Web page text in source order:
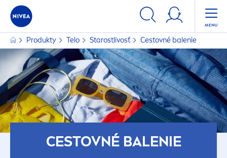
Produkty Telo Starostlivosť Cestovné balenie
CESTOVNÉ BALENIE